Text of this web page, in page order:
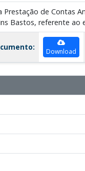
Prestação de Contas
Bastos, referente ao
Download